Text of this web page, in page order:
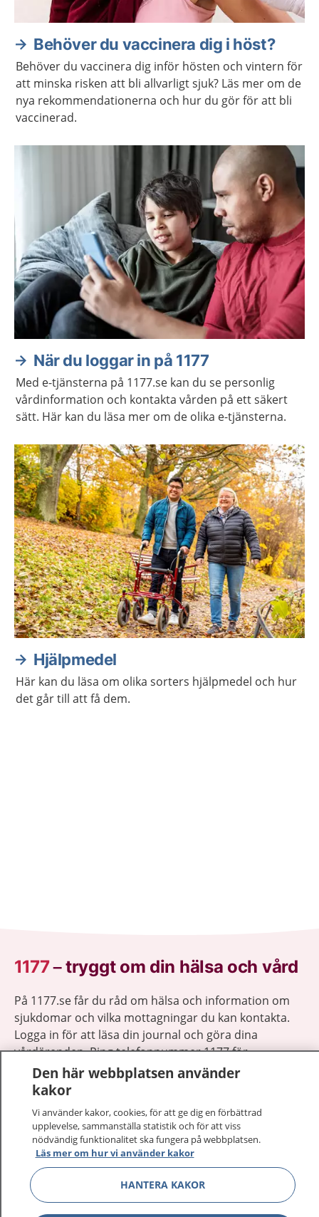
Behöver du vaccinera dig i höst?
Behöver du vaccinera dig inför hösten och vintern för
att minska risken att bli allvarligt sjuk? Läs mer om de
nya rekommendationerna och hur du gör för att bli
vaccinerad.
När du loggar in på 1177
Med e-tjänsterna på 1177.se kan du se personlig
vårdinformation och kontakta vården på ett säkert
sätt. Här kan du läsa mer om de olika e-tjänsterna.
Hjälpmedel
Här kan du läsa om olika sorters hjälpmedel och hur
det går till att få dem.
1177–tryggt om din hälsa och vård
På 1177.se får du råd om hälsa och information om
sjukdomar och vilka mottagningar du kan kontakta.
Logga in för att läsa din journal och göra dina
vårdärenden. Ring telefonnummer 1177 för
sjukvårdsrådgivning dygnet runt.
1177 ger dig råd när du vill må bättre.
1177 på flera språk Visa
Visa
Den här webbplatsen använder
kakor
Vi använder kakor, cookies, för att ge dig en förbättrad
upplevelse, sammanställa statistik och för att viss
nödvändig funktionalitet ska fungera på webbplatsen.
Läs mer om hur vi använder kakor
HANTERA KAKOR